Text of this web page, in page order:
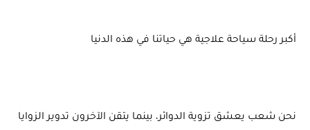
أكبر رحلة سياحة علاجية هي حياتنا في هذه الدنيا
نحن شعب يعشق تزوية الدوائر، بينما يتقن الآخرون تدوير الزوايا